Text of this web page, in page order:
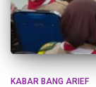
KABAR BANG ARIEF